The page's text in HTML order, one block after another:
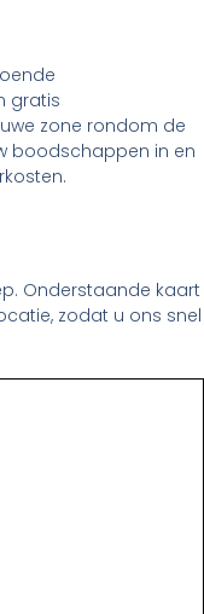
gratis
zone rondom de
boodschappen in en
Onderstaande kaart
zodat u ons snel